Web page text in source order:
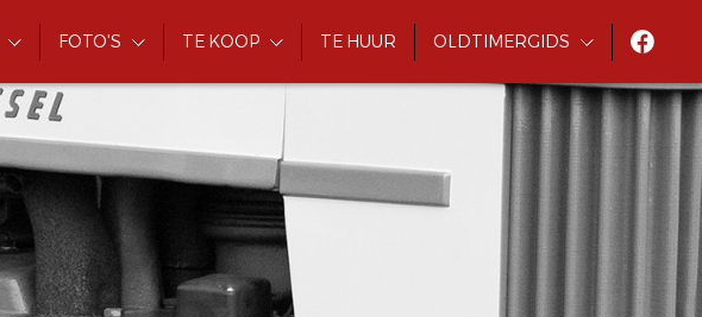
FOTO'S TE KOOP TE HUUR OLDTIMERGIDS